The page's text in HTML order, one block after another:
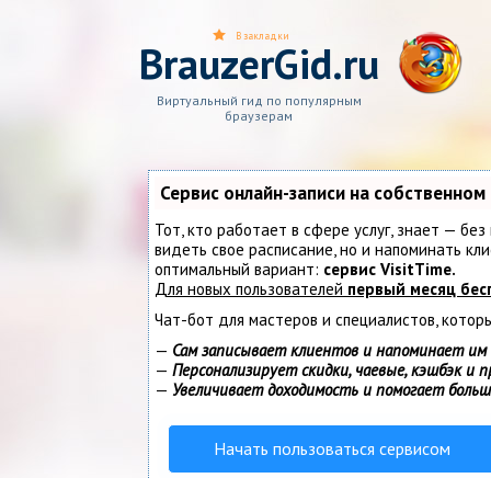
BrauzerGid.ru
Виртуальный гид по популярным
браузерам
В закладки
Сервис онлайн-записи на
Тот, кто работает в сфере услуг, знает —
видеть свое расписание, но и напоминать
оптимальный вариант: сервис VisitTime.
Для новых пользователей первый месяц
Чат-бот для мастеров и специалистов,
— Сам записывает клиентов и напоминает им
— Персонализирует скидки, чаевые, кэшбэк и
— Увеличивает доходимость и помогает
Начать пользоваться сервисом